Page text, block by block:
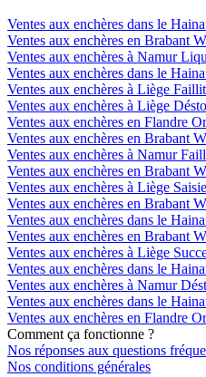
Ventes aux enchères dans le
Ventes aux enchères en Brabant
Ventes aux enchères à Namur
Ventes aux enchères dans le
Ventes aux enchères à Liège
Ventes aux enchères à Liège
Ventes aux enchères en Flandre
Ventes aux enchères en Brabant
Ventes aux enchères à Namur
Ventes aux enchères en Brabant
Ventes aux enchères à Liège
Ventes aux enchères en Brabant
Ventes aux enchères dans le
Ventes aux enchères en Brabant
Ventes aux enchères à Liège
Ventes aux enchères dans le
Ventes aux enchères à Namur
Ventes aux enchères dans le
Ventes aux enchères en Flandre
Comment ça fonctionne ?
Nos réponses aux questions
Nos conditions générales